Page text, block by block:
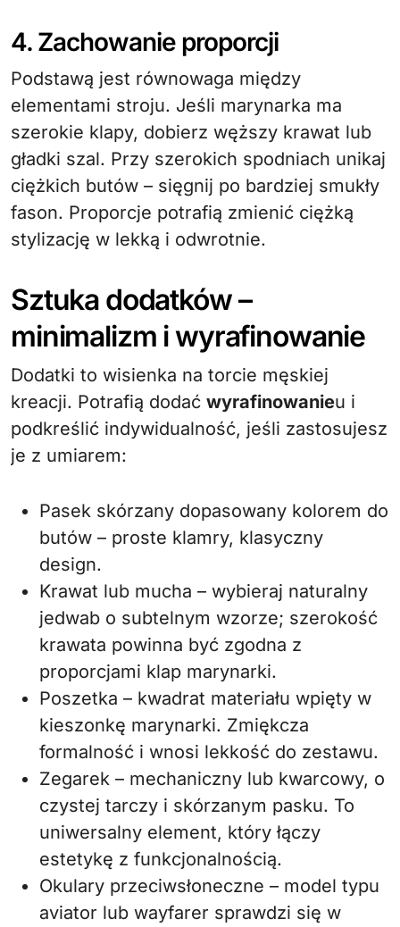
4. Zachowanie proporcji
Podstawą jest równowaga między
elementami stroju. Jeśli marynarka ma
szerokie klapy, dobierz węższy krawat lub
gładki szal. Przy szerokich spodniach unikaj
ciężkich butów – sięgnij po bardziej smukły
fason. Proporcje potrafią zmienić ciężką
stylizację w lekką i odwrotnie.
Sztuka dodatków –
minimalizm i wyrafinowanie
Dodatki to wisienka na torcie męskiej
kreacji. Potrafią dodać wyrafinowanieu i
podkreślić indywidualność, jeśli zastosujesz
je z umiarem:
Pasek skórzany dopasowany kolorem do
butów – proste klamry, klasyczny
design.
Krawat lub mucha – wybieraj naturalny
jedwab o subtelnym wzorze; szerokość
krawata powinna być zgodna z
proporcjami klap marynarki.
Poszetka – kwadrat materiału wpięty w
kieszonkę marynarki. Zmiękcza
formalność i wnosi lekkość do zestawu.
Zegarek – mechaniczny lub kwarcowy, o
czystej tarczy i skórzanym pasku. To
uniwersalny element, który łączy
estetykę z funkcjonalnością.
Okulary przeciwsłoneczne – model typu
aviator lub wayfarer sprawdzi się w